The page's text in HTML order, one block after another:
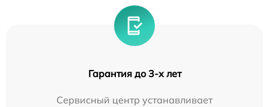
Гарантия до 3-х лет
Сервисный центр устанавливает